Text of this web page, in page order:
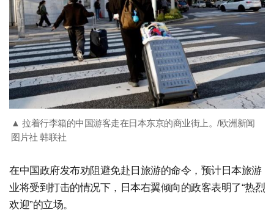
▲ 拉着行李箱的中国游客走在日本东京的商业街上。/欧洲新闻
图片社 韩联社
在中国政府发布劝阻避免赴日旅游的命令，预计日本旅游
业将受到打击的情况下，日本右翼倾向的政客表明了“热烈
欢迎”的立场。